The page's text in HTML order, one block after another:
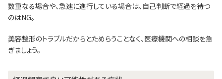
数重なる場合や、急速に進行している場合は、自己判断で経過を待つ
のはNG。
美容整形のトラブルだからとためらうことなく、医療機関への相談を急
ぎましょう。